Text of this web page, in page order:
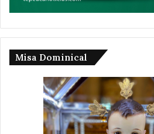
Misa Dominical